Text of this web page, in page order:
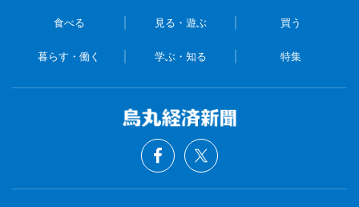
食べる 見る・遊ぶ 買う
暮らす・働く 学ぶ・知る 特集